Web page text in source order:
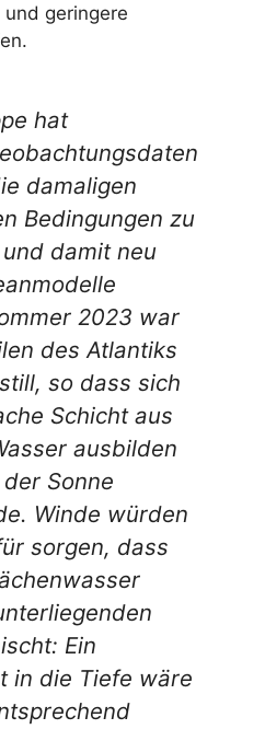
geringere
hat
damaligen
Bedingungen zu
damit neu
2023 war
des Atlantiks
so dass sich
Schicht aus
ausbilden
Sonne
Winde würden
sorgen, dass
Ein
in die Tiefe wäre